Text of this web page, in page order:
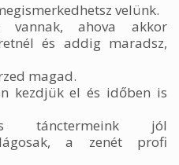
velünk.
vannak, ahova akkor
és addig maradsz,
magad.
kezdjük el és időben is
tánctermeink jól
a zenét profi